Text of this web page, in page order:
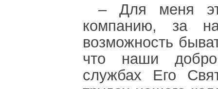
– Для меня
компанию, за
возможность
что наши
службах Его